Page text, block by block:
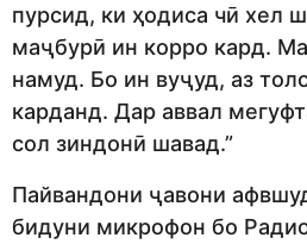
пурсид, ки ҳодиса чӣ хел
маҷбурӣ ин корро кард.
намуд. Бо ин вуҷуд, аз
карданд. Дар аввал
сол зиндонӣ шавад.”
Пайвандони ҷавони
бидуни микрофон бо